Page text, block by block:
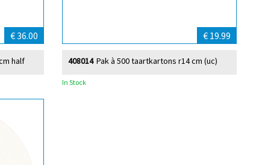
€ 36.00
half
€ 19.99
Pak à 500 taartkartons r14 cm (uc)
408014
In Stock